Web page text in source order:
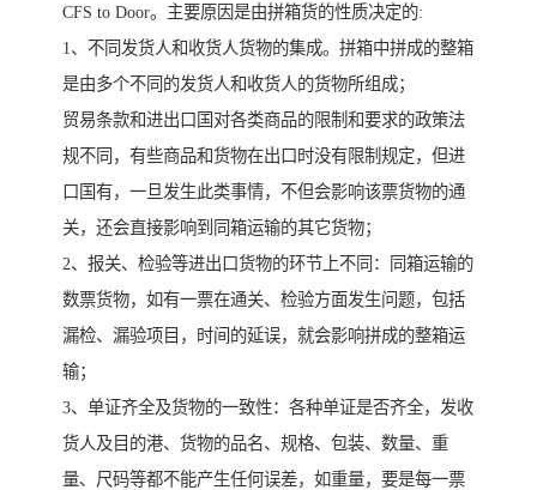
CFS to Door。主要原因是由拼箱货的性质决定的:
1、不同发货人和收货人货物的集成。拼箱中拼成的整箱
是由多个不同的发货人和收货人的货物所组成；
贸易条款和进出口国对各类商品的限制和要求的政策法
规不同，有些商品和货物在出口时没有限制规定，但进
口国有，一旦发生此类事情，不但会影响该票货物的通
关，还会直接影响到同箱运输的其它货物；
2、报关、检验等进出口货物的环节上不同：同箱运输的
数票货物，如有一票在通关、检验方面发生问题，包括
漏检、漏验项目，时间的延误，就会影响拼成的整箱运
输；
3、单证齐全及货物的一致性：各种单证是否齐全，发收
货人及目的港、货物的品名、规格、包装、数量、重
量、尺码等都不能产生任何误差，如重量，要是每一票